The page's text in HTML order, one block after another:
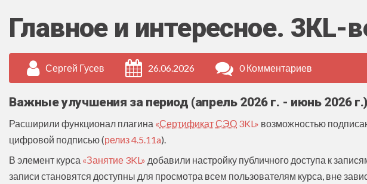
Главное и интересное. 3КL-
Сергей Гусев 26.06.2026 0 Комментариев
Важные улучшения за период (апрель 2026 г. - июнь 2026 г.)
Расширили функционал плагина «СертификатСЭО 3KL» возможностью
цифровой подписью (релиз 4.5.11a).
В элемент курса «Занятие 3KL» добавили настройку публичного доступа к
записи становятся доступны для просмотра всем пользователям курса, вне